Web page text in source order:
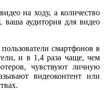
на ходу, а количество
ваша аудитория для видео
смартфонов в
и в 1,4 раза чаще, чем
чувствуют личную
видеоконтент или